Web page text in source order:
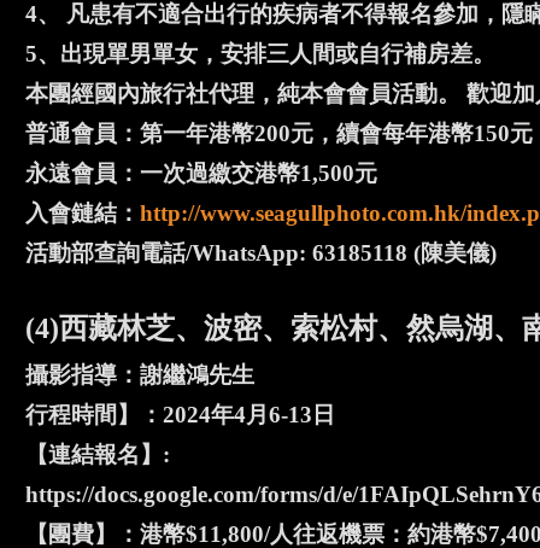
4、 凡患有不適合出行的疾病者不得報名參加，隱
5、出現單男單女，安排三人間或自行補房差。
本團經國內旅行社代理，純本會會員活動。 歡迎
普通會員：第一年港幣200元，續會每年港幣150元
永遠會員：一次過繳交港幣1,500元
入會鏈結： http://www.seagullphoto.com.hk/
活動部查詢電話/WhatsApp: 63185118 (陳美儀)
(4)西藏林芝、波密、索松村、然烏湖、
攝影指導：謝繼鴻先生
行程時間】：2024年4月6-13日
【連結報名】:
https://docs.google.com/forms/d/e/
【團費】：港幣$11,800/人往返機票：約港幣